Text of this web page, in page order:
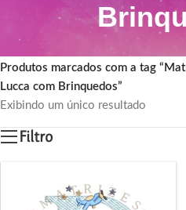
Início
/
Produtos marcados com a tag
Lucca com Brinquedos”
Exibindo um único resultado
Filtro